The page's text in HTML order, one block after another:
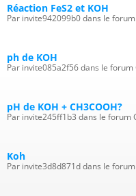
Réaction FeS2 et KOH
Par invite942099b0 dans le
ph de KOH
Par invite085a2f56 dans le forum
pH de KOH + CH3COOH?
Par invite245ff1b3 dans le forum
Koh
Par invite3d8d871d dans le